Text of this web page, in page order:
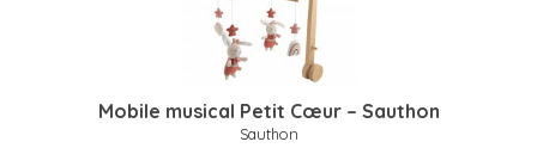
Mobile musical Petit Cœur – Sauthon
Sauthon